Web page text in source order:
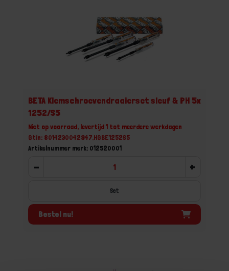
BETA Klemschroevendraaierset sleuf & PH 5x
1252/S5
Niet op voorraad, levertijd 1 tot meerdere werkdagen
Gtin: 8014230042947,HGBE1252S5
Artikelnummer merk: 012520001
- +
Set
Bestel nu!